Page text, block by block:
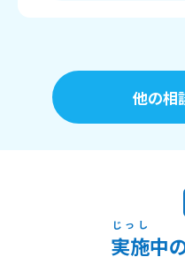
他の相
実施
じっし
中